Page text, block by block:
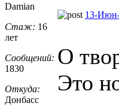
Damian
Стаж: 16
лет
Сообщений:
1830
Откуда:
Донбасс
13-
О
Это